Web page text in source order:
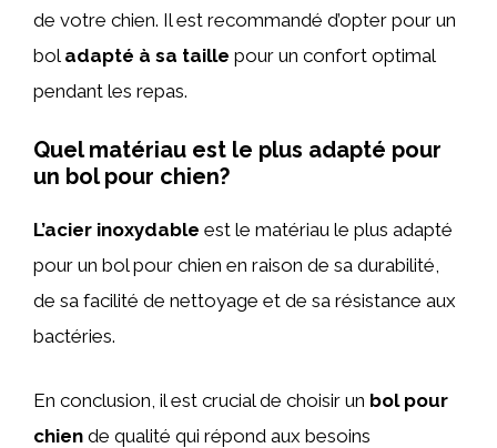
de votre chien. Il est recommandé d’opter pour un
bol adapté à sa taille pour un confort optimal
pendant les repas.
Quel matériau est le plus adapté pour
un bol pour chien?
L’acier inoxydable est le matériau le plus adapté
pour un bol pour chien en raison de sa durabilité,
de sa facilité de nettoyage et de sa résistance aux
bactéries.
En conclusion, il est crucial de choisir un bol pour
chien de qualité qui répond aux besoins